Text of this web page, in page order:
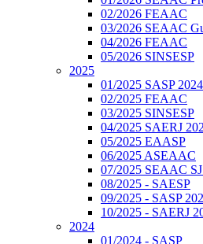
02/2026 FEAAC
03/2026 SEAAC
04/2026 FEAAC
05/2026 SINSESP
2025
01/2025 SASP 2024
02/2025 FEAAC
03/2025 SINSESP
04/2025 SAERJ
05/2025 EAASP
06/2025 ASEAAC
07/2025 SEAAC
08/2025 - SAESP
09/2025 - SASP
10/2025 - SAERJ
2024
01/2024 - SASP